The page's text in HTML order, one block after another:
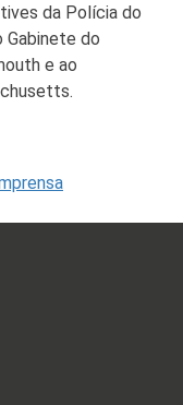
da Polícia do
do
e ao